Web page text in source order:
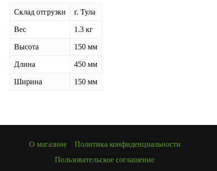
Склад отгрузки г. Тула
Вес 1.3 кг
Высота 150 мм
Длина 450 мм
Ширина 150 мм
О магазине
Политика конфиденциальности
Пользовательское соглашение